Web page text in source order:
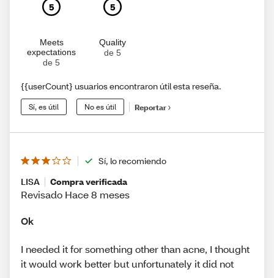
5
Meets
expectations
de 5
5
Quality
de 5
{{userCount} usuarios encontraron útil esta reseña.
Sí, es útil No es útil Reportar
Sí, lo recomiendo
LISA
Compra verificada
Revisado Hace 8 meses
Ok
I needed it for something other than acne, I thought
it would work better but unfortunately it did not